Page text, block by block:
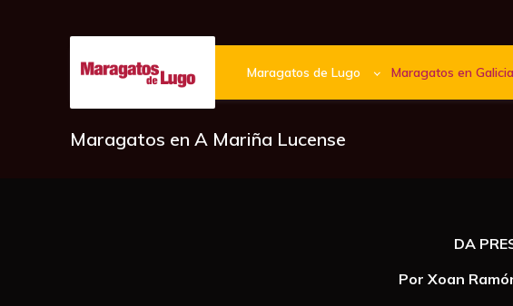
Maragatos de Lugo Maragatos en Galicia
Maragatos en A Mariña Lucense
DA
Por Xoan